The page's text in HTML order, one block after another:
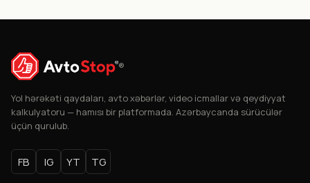
®
Yol hərəkəti qaydaları, avto xəbərlər, video icmallar və qeydiyyat
kalkulyatoru — hamısı bir platformada. Azərbaycanda sürücülər
üçün qurulub.
FB IG YT TG